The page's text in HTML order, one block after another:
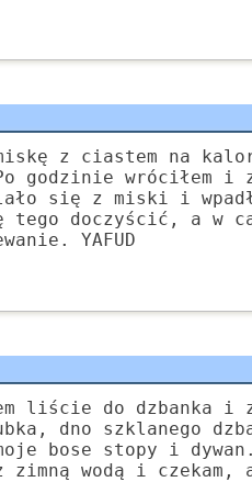
z ciastem na
godzinie wróciłem i
się z miski i
doczyścić, a w
YAFUD
liście do dzbanka i
dno szklanego
bose stopy i
wodą i czekam,